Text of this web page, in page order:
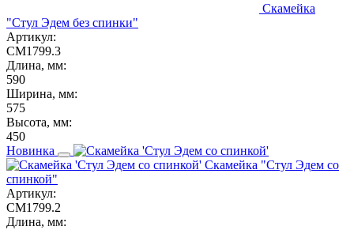
Скамейка
"Стул Эдем без спинки"
Артикул:
СМ1799.3
Длина, мм:
590
Ширина, мм:
575
Высота, мм:
450
Новинка
Скамейка "Стул Эдем со
спинкой"
Артикул:
СМ1799.2
Длина, мм: